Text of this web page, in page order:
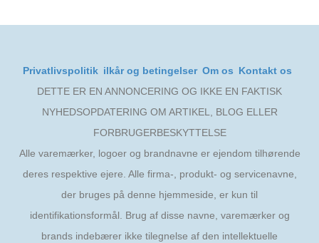
Privatlivspolitik ilkår og betingelser Om os Kontakt os
DETTE ER EN ANNONCERING OG IKKE EN FAKTISK
NYHEDSOPDATERING OM ARTIKEL, BLOG ELLER
FORBRUGERBESKYTTELSE
Alle varemærker, logoer og brandnavne er ejendom tilhørende
deres respektive ejere. Alle firma-, produkt- og servicenavne,
der bruges på denne hjemmeside, er kun til
identifikationsformål. Brug af disse navne, varemærker og
brands indebærer ikke tilegnelse af den intellektuelle